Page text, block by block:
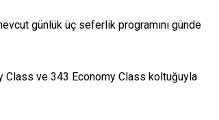
günlük üç seferlik programını günde
Class ve 343 Economy Class koltuğuyla